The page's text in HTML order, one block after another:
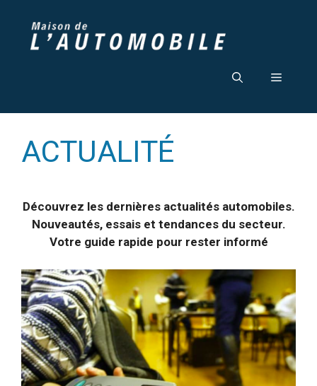
contenu
Menu
ACTUALITÉ
Découvrez les dernières actualités automobiles.
Nouveautés, essais et tendances du secteur.
Votre guide rapide pour rester informé